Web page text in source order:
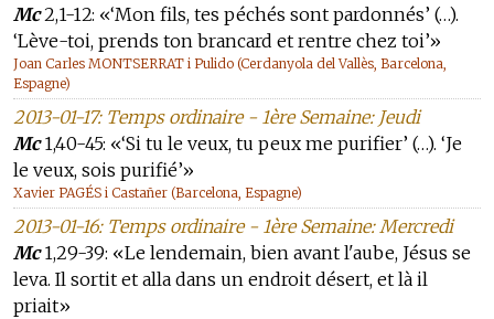
Mc2,1-12: «‘Mon fils, tes péchés sont pardonnés’ (…).
‘Lève-toi, prends ton brancard et rentre chez toi’»
Joan Carles MONTSERRAT i Pulido (Cerdanyola del Vallès, Barcelona,
Espagne)
2013-01-17: Temps ordinaire - 1ère Semaine: Jeudi
Mc1,40-45: «‘Si tu le veux, tu peux me purifier’ (…). ‘Je
le veux, sois purifié’»
Xavier PAGÉS i Castañer (Barcelona, Espagne)
2013-01-16: Temps ordinaire - 1ère Semaine: Mercredi
Mc1,29-39: «Le lendemain, bien avant l'aube, Jésus se
leva. Il sortit et alla dans un endroit désert, et là il
priait»